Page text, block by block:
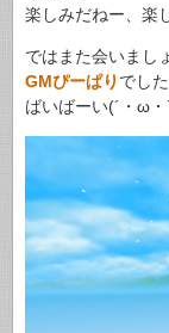
楽しみだねー、楽
ではまた会いまし
GMぴーぱり でした
ばいばーい(´・ω・